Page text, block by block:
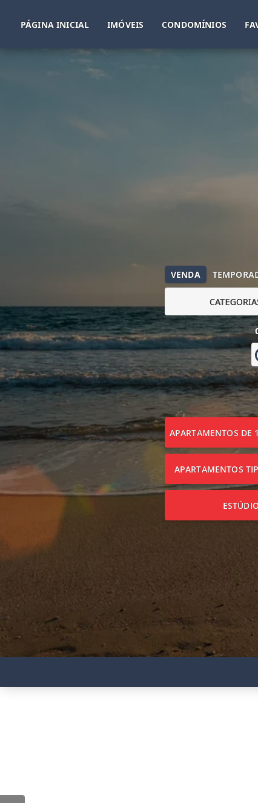
PÁGINA INICIAL IMÓVEIS CONDOMÍNIOS
VENDA
APARTAMENTOS DE
APARTAMENTOS